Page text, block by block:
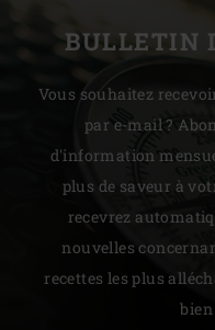
BULLETIN
Vous souhaitez
par e-mail ?
d'information
plus de saveur à
recevrez
nouvelles
recettes les plus